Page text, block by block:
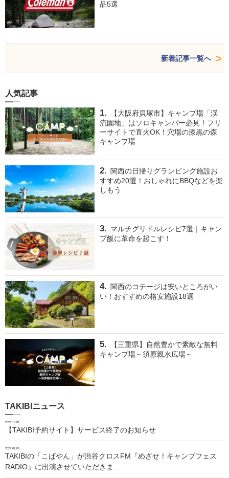
品5選
新着記事一覧へ
人気記事
【大阪府貝塚市】キャンプ場「渓
流園地」はソロキャンパー必見！フリ
ーサイトで直火OK！穴場の漆黒の森
キャンプ場
関西の日帰りグランピング施設お
すすめ20選！おしゃれにBBQなどを楽
しもう
マルチグリドルレシピ7選｜キャン
プ飯に革命を起こす！
関西のコテージは安いところがい
い！おすすめの格安施設18選
【三重県】自然豊かで素敵な無料
キャンプ場～須原親水広場～
TAKIBIニュース
2024.10.01
【TAKIBI予約サイト】サービス終了のお知らせ
2024.02.06
TAKIBIの「こばやん」が渋谷クロスFM『めざせ！キャンプフェス
RADIO』に出演させていただきま…